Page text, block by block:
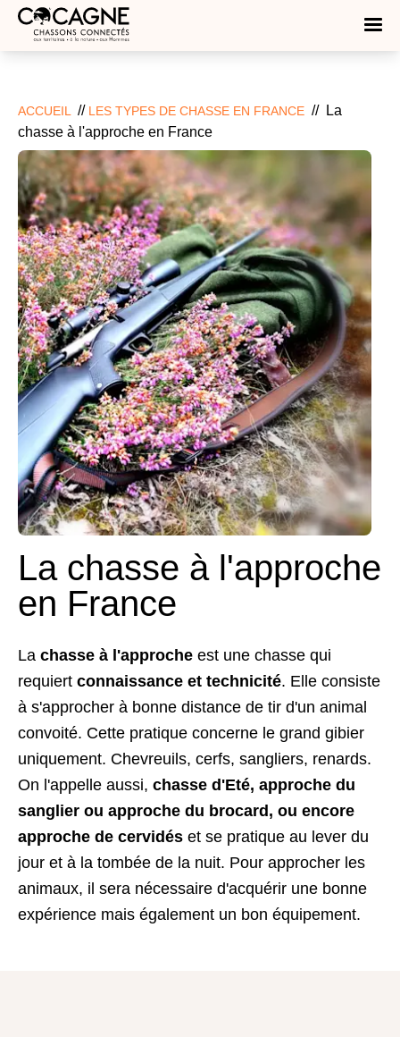
ACCUEIL // LES TYPES DE CHASSE EN FRANCE // La
chasse à l'approche en France
La chasse à l'approche
en France
La chasse à l'approche est une chasse qui
requiert connaissance et technicité. Elle consiste
à s'approcher à bonne distance de tir d'un animal
convoité. Cette pratique concerne le grand gibier
uniquement. Chevreuils, cerfs, sangliers, renards.
On l'appelle aussi, chasse d'Eté, approche du
sanglier ou approche du brocard, ou encore
approche de cervidés et se pratique au lever du
jour et à la tombée de la nuit. Pour approcher les
animaux, il sera nécessaire d'acquérir une bonne
expérience mais également un bon équipement.